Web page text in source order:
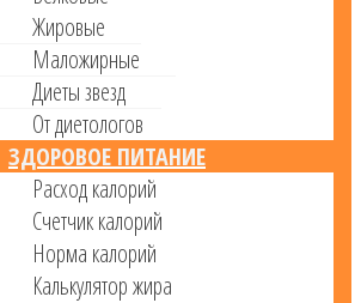
Жировые
Маложирные
Диеты звезд
От диетологов
ЗДОРОВОЕ ПИТАНИЕ
Расход калорий
Cчетчик калорий
Норма калорий
Калькулятор жира